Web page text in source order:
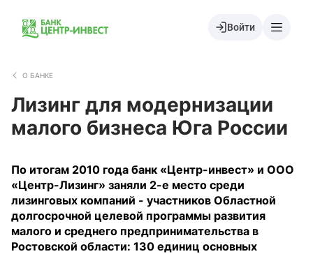
Войти
О БАНКЕ
Лизинг для модернизации
малого бизнеса Юга России
По итогам 2010 года банк «Центр-инвест» и ООО
«Центр-Лизинг» заняли 2-е место среди
лизинговых компаний - участников Областной
долгосрочной целевой программы развития
малого и среднего предпринимательства в
Ростовской области: 130 единиц основных